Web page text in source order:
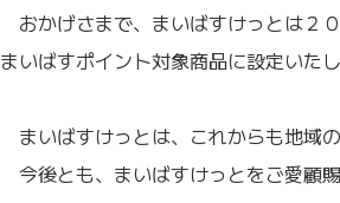
おかげさまで、まいばすけっとは２
まいばすポイント対象商品に設定いた
まいばすけっとは、これからも地域
今後とも、まいばすけっとをご愛顧